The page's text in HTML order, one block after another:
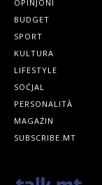
OPINJONI
BUDGET
SPORT
KULTURA
LIFESTYLE
SOĊJAL
PERSONALITÀ
MAGAŻIN
SUBSCRIBE.MT